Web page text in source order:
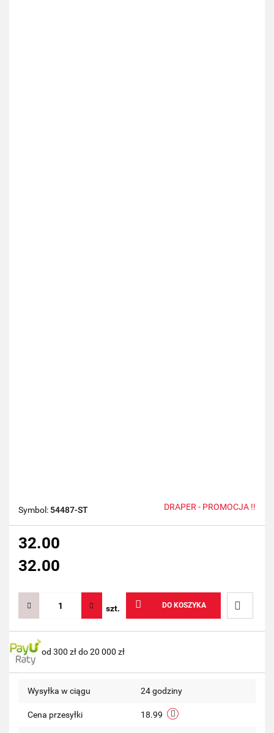
Symbol: 54487-ST DRAPER - PROMOCJA !!
32.00
32.00
szt. DO KOSZYKA
Do
od 300 zł do 20 000 zł
Wysyłka w ciągu 24 godziny
Cena przesyłki 18.99